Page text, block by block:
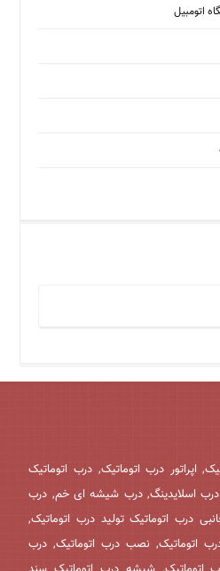
اتومبیل
اپراتور درب اتوماتیک, درب اتوماتیک
درب اسلایدینگ, درب شیشه ای خم, درب
درب اتوماتیک تولید درب اتوماتیک,
اتوماتیک, نصب درب اتوماتیک, درب